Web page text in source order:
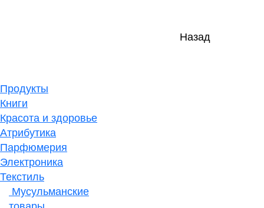
Назад
Продукты
Книги
Красота и здоровье
Атрибутика
Парфюмерия
Электроника
Текстиль
Мусульманские